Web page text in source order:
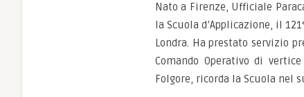
Nato a Firenze, Ufficiale
la Scuola d’Applicazione, il
Londra. Ha prestato servizio
Comando Operativo di
Folgore, ricorda la Scuola nel